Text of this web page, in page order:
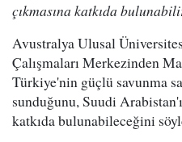
çıkmasına katkıda
Avustralya Ulusal
Çalışmaları Merkezinden
Türkiye'nin güçlü savunma
sunduğunu, Suudi
katkıda bulunabileceğini